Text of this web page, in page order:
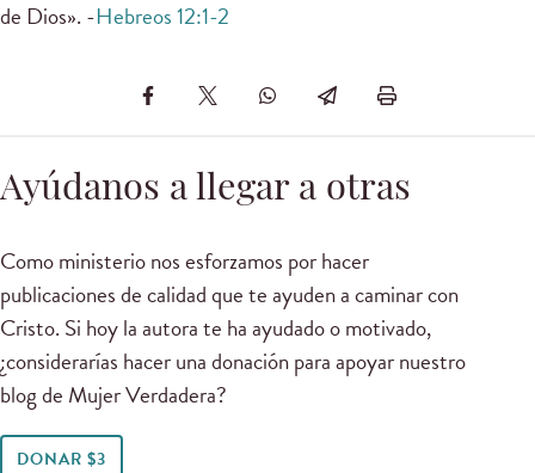
de Dios». -Hebreos 12:1-2
Ayúdanos a llegar a otras
Como ministerio nos esforzamos por hacer
publicaciones de calidad que te ayuden a caminar con
Cristo. Si hoy la autora te ha ayudado o motivado,
¿considerarías hacer una donación para apoyar nuestro
blog de Mujer Verdadera?
DONAR $3